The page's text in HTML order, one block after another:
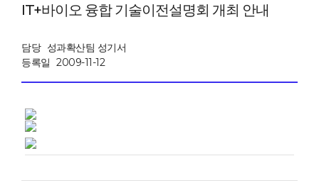
IT+바이오 융합 기술이전설명회 개최 안내
담당 성과확산팀 성기서
등록일 2009-11-12